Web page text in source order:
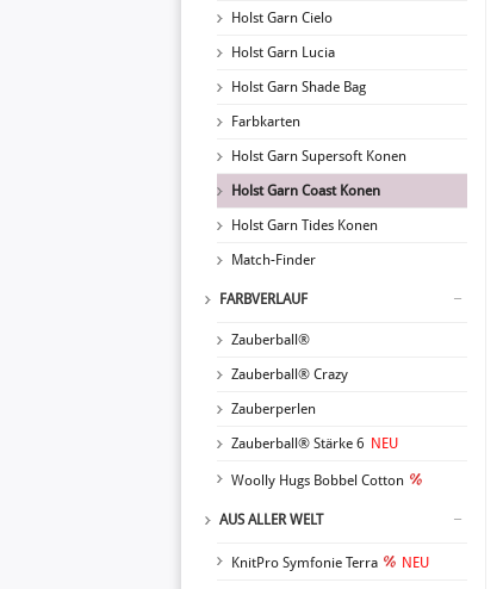
Holst Garn Cielo
Holst Garn Lucia
Holst Garn Shade Bag
Farbkarten
Holst Garn Supersoft Konen
Holst Garn Coast Konen
Holst Garn Tides Konen
Match-Finder
FARBVERLAUF
Zauberball®
Zauberball® Crazy
Zauberperlen
Zauberball® Stärke 6 NEU
Woolly Hugs Bobbel Cotton
AUS ALLER WELT
KnitPro Symfonie Terra NEU